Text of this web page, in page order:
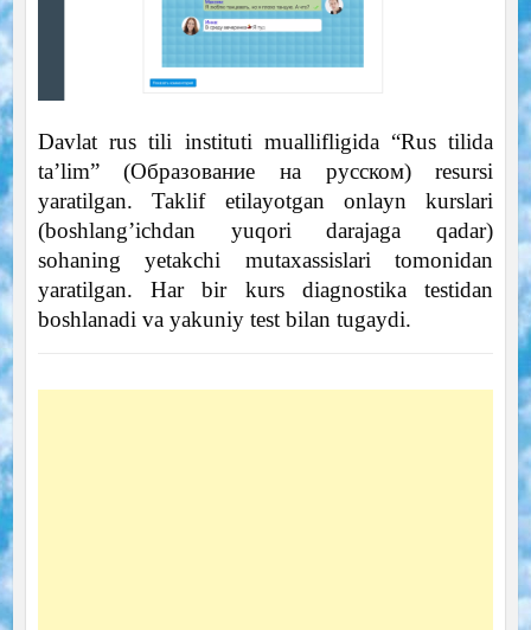
Davlat rus tili instituti muallifligida “Rus tilida
ta’lim” (Образование на русском) resursi
yaratilgan. Taklif etilayotgan onlayn kurslari
(boshlang’ichdan yuqori darajaga qadar)
sohaning yetakchi mutaxassislari tomonidan
yaratilgan. Har bir kurs diagnostika testidan
boshlanadi va yakuniy test bilan tugaydi.